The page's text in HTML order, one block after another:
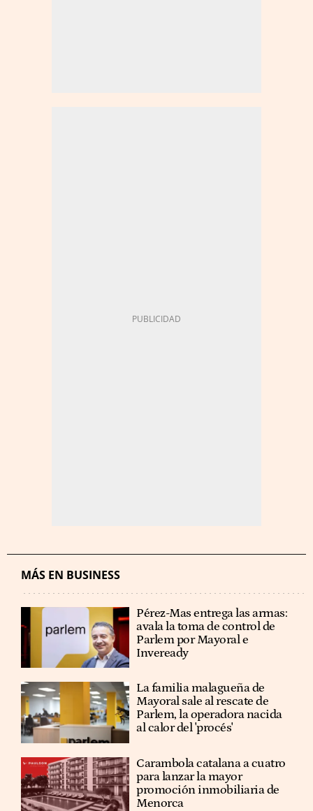
MÁS EN BUSINESS
Pérez-Mas entrega las armas:
avala la toma de control de
Parlem por Mayoral e
Inveready
La familia malagueña de
Mayoral sale al rescate de
Parlem, la operadora nacida
al calor del 'procés'
Carambola catalana a cuatro
para lanzar la mayor
promoción inmobiliaria de
Menorca